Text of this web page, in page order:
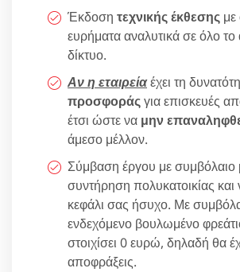
Έκδοση τεχνικής έκθεσης με
ευρήματα αναλυτικά σε όλο το
δίκτυο.
Αν η εταιρείαέχει τη
προσφοράςγια επισκευές
έτσι ώστε να μην
άμεσο μέλλον.
Σύμβαση έργου με συμβόλαιο
συντήρηση πολυκατοικίας και
κεφάλι σας ήσυχο. Με
ενδεχόμενο βουλωμένο
στοιχίσει 0 ευρώ, δηλαδή θα
αποφράξεις.